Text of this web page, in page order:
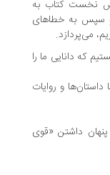
کتاب به
خطاهای
ما را
و روایات
«قوی